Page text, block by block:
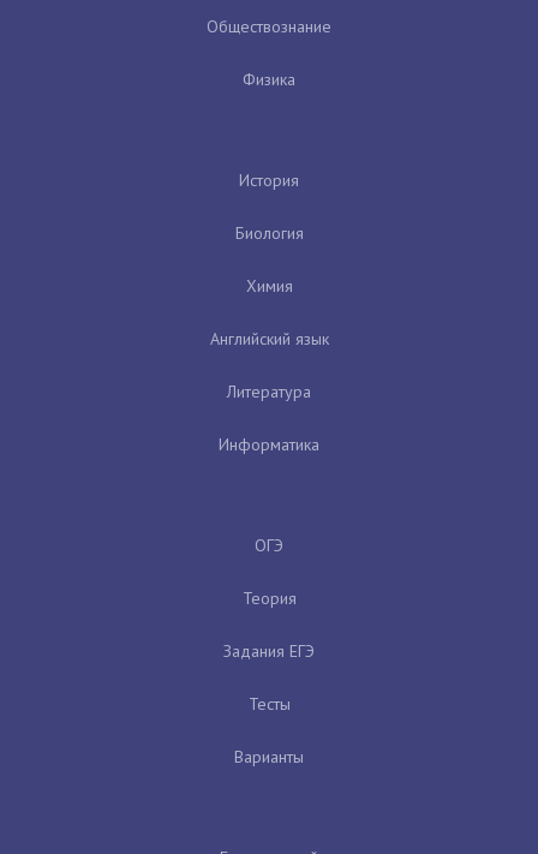
Обществознание
Физика
История
Биология
Химия
Английский язык
Литература
Информатика
ОГЭ
Теория
Задания ЕГЭ
Тесты
Варианты